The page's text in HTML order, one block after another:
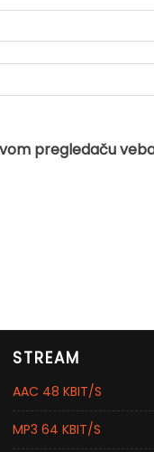
pregledaču
STREAM
AAC 48 KBIT/S
MP3 64 KBIT/S